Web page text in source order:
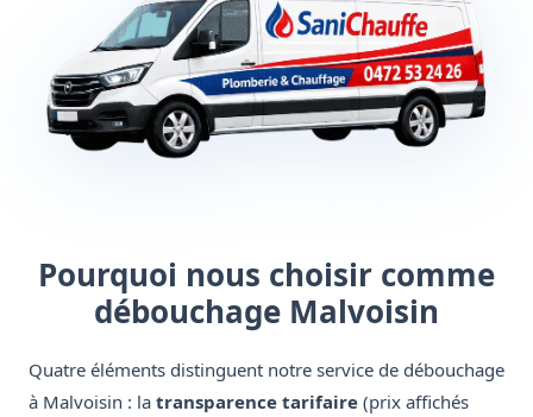
Pourquoi nous choisir comme
débouchage Malvoisin
Quatre éléments distinguent notre service de débouchage
à Malvoisin : la transparence tarifaire (prix affichés